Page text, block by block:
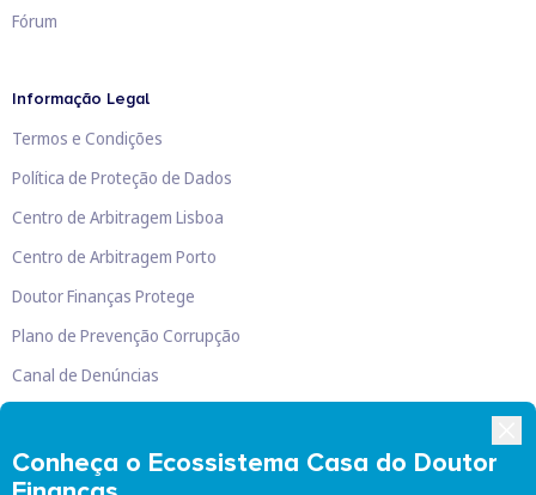
Conheça o Ecossistema Casa do Doutor
Fórum
Informação Legal
Termos e Condições
Política de Proteção de Dados
Centro de Arbitragem Lisboa
Centro de Arbitragem Porto
Doutor Finanças Protege
Plano de Prevenção Corrupção
Canal de Denúncias